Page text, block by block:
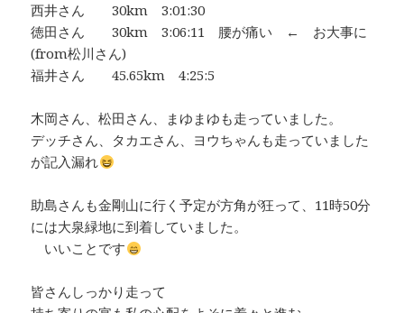
西井さん 30km 3:01:30
徳田さん 30km 3:06:11 腰が痛い ← お大事に
(from松川さん)
福井さん 45.65km 4:25:5
木岡さん、松田さん、まゆまゆも走っていました。
デッチさん、タカエさん、ヨウちゃんも走っていました
が記入漏れ
助島さんも金剛山に行く予定が方角が狂って、11時50分
には大泉緑地に到着していました。
いいことです
皆さんしっかり走って